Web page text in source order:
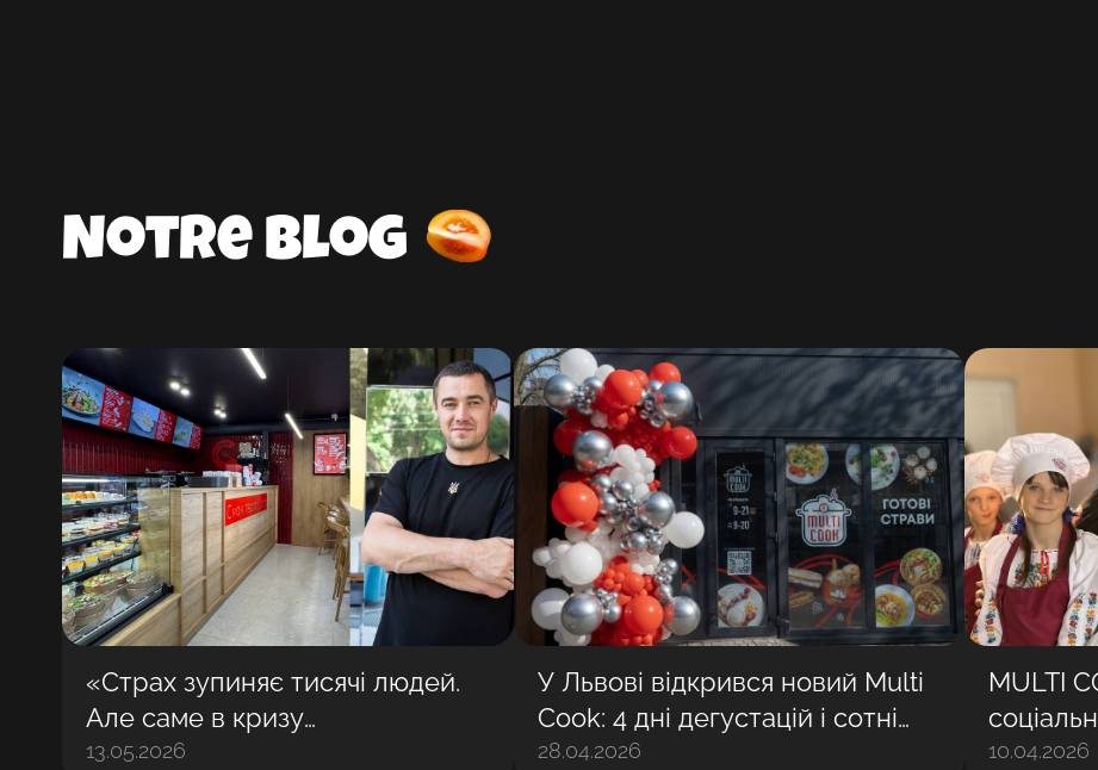
Notre blog
«Страх зупиняє тисячі людей.
Але саме в кризу
народжуються найбільші
13.05.2026
У Львові відкрився новий Multi
Cook: 4 дні дегустацій і сотні
задоволених гостей
28.04.2026
MULTI
разом із
10.04.2026